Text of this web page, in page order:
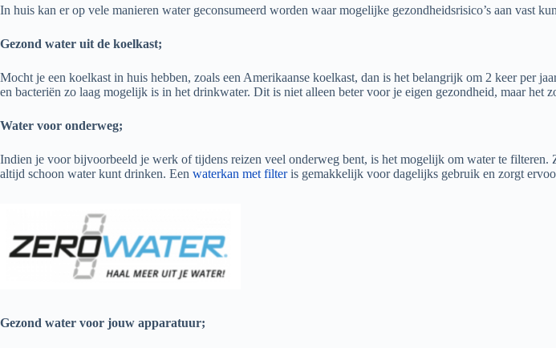
In huis kan er op vele manieren water geconsumeerd worden waar mogelijke gezondheidsrisico’s aan vast
Gezond water uit de koelkast;
Mocht je een koelkast in huis hebben, zoals een Amerikaanse koelkast, dan is het belangrijk om 2 keer per
en bacteriën zo laag mogelijk is in het drinkwater. Dit is niet alleen beter voor je eigen gezondheid, maar het
Water voor onderweg;
Indien je voor bijvoorbeeld je werk of tijdens reizen veel onderweg bent, is het mogelijk om water te
altijd schoon water kunt drinken. Een waterkan met filteris gemakkelijk voor dagelijks gebruik en zorgt
Gezond water voor jouw apparatuur;